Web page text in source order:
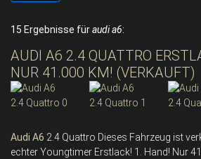
15 Ergebnisse füraudi a6:
AUDI A6 2.4 QUATTRO
NUR 41.000 KM! (VERKAUFT)
Audi A6 2.4 Quattro Dieses Fahrzeug ist
echter Youngtimer Erstlack! 1. Hand! Nur